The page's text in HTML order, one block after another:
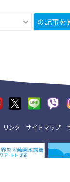
の記事を
リンク サイトマップ